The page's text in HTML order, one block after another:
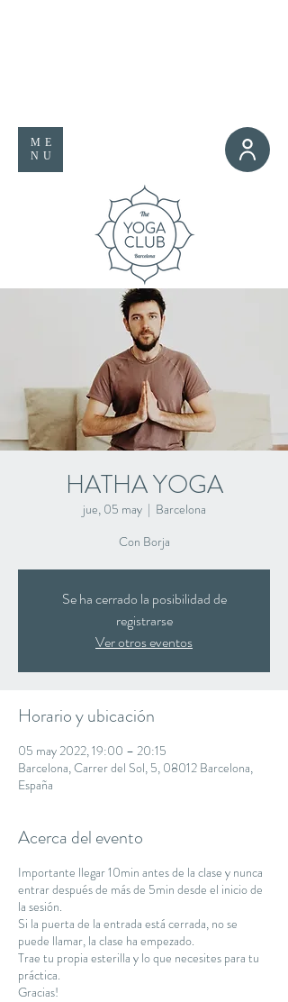
ME
NU
HATHA YOGA
jue, 05 may
  |
Barcelona
Con Borja
Se ha cerrado la posibilidad de
registrarse
Ver otros eventos
Horario y ubicación
05 may 2022, 19:00 – 20:15
Barcelona, Carrer del Sol, 5, 08012 Barcelona,
España
Acerca del evento
Importante llegar 10min antes de la clase y nunca
entrar después de más de 5min desde el inicio de
la sesión.
Si la puerta de la entrada está cerrada, no se
puede llamar, la clase ha empezado.
Trae tu propia esterilla y lo que necesites para tu
práctica.
Gracias!